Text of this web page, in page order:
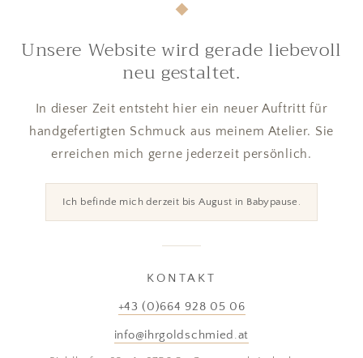
Unsere Website wird gerade liebevoll
neu gestaltet.
In dieser Zeit entsteht hier ein neuer Auftritt für
handgefertigten Schmuck aus meinem Atelier. Sie
erreichen mich gerne jederzeit persönlich.
Ich befinde mich derzeit bis August in Babypause.
KONTAKT
+43 (0)664 928 05 06
info@ihrgoldschmied.at